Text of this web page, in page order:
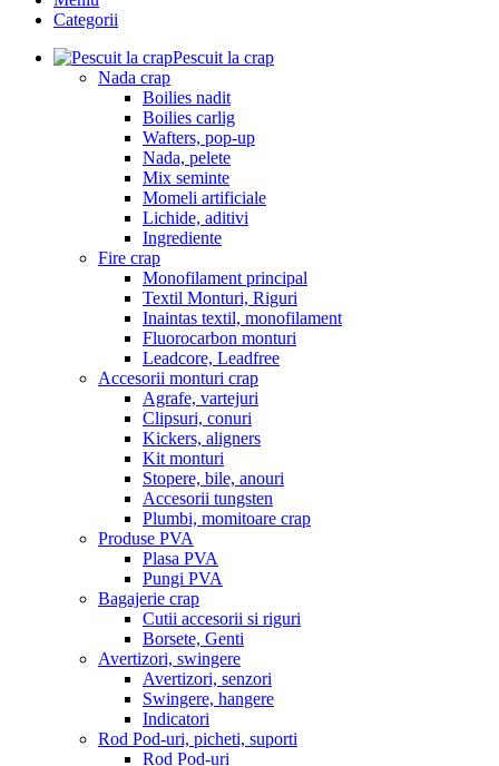
Categorii
Pescuit la crap
Nada crap
Boilies nadit
Boilies carlig
Wafters, pop-up
Nada, pelete
Mix seminte
Momeli artificiale
Lichide, aditivi
Ingrediente
Fire crap
Monofilament principal
Textil Monturi, Riguri
Inaintas textil, monofilament
Fluorocarbon monturi
Leadcore, Leadfree
Accesorii monturi crap
Agrafe, vartejuri
Clipsuri, conuri
Kickers, aligners
Kit monturi
Stopere, bile, anouri
Accesorii tungsten
Plumbi, momitoare crap
Produse PVA
Plasa PVA
Pungi PVA
Bagajerie crap
Cutii accesorii si riguri
Borsete, Genti
Avertizori, swingere
Avertizori, senzori
Swingere, hangere
Indicatori
Rod Pod-uri, picheti, suporti
Rod Pod-uri